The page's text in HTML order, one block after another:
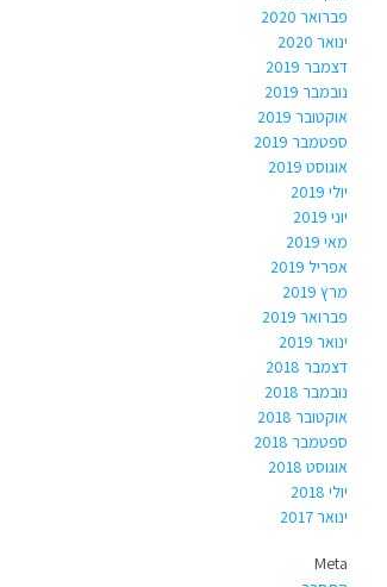
פברואר 2020
ינואר 2020
דצמבר 2019
נובמבר 2019
אוקטובר 2019
ספטמבר 2019
אוגוסט 2019
יולי 2019
יוני 2019
מאי 2019
אפריל 2019
מרץ 2019
פברואר 2019
ינואר 2019
דצמבר 2018
נובמבר 2018
אוקטובר 2018
ספטמבר 2018
אוגוסט 2018
יולי 2018
ינואר 2017
Meta